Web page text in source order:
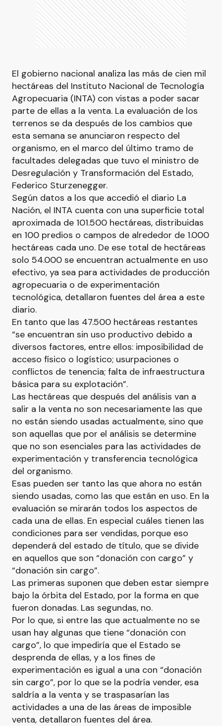
El gobierno nacional analiza las más de cien mil
hectáreas del Instituto Nacional de Tecnología
Agropecuaria (INTA) con vistas a poder sacar
parte de ellas a la venta. La evaluación de los
terrenos se da después de los cambios que
esta semana se anunciaron respecto del
organismo, en el marco del último tramo de
facultades delegadas que tuvo el ministro de
Desregulación y Transformación del Estado,
Federico Sturzenegger.
Según datos a los que accedió el diario La
Nación, el INTA cuenta con una superficie total
aproximada de 101.500 hectáreas, distribuidas
en 100 predios o campos de alrededor de 1.000
hectáreas cada uno. De ese total de hectáreas
solo 54.000 se encuentran actualmente en uso
efectivo, ya sea para actividades de producción
agropecuaria o de experimentación
tecnológica, detallaron fuentes del área a este
diario.
En tanto que las 47.500 hectáreas restantes
“se encuentran sin uso productivo debido a
diversos factores, entre ellos: imposibilidad de
acceso físico o logístico; usurpaciones o
conflictos de tenencia; falta de infraestructura
básica para su explotación”.
Las hectáreas que después del análisis van a
salir a la venta no son necesariamente las que
no están siendo usadas actualmente, sino que
son aquellas que por el análisis se determine
que no son esenciales para las actividades de
experimentación y transferencia tecnológica
del organismo.
Esas pueden ser tanto las que ahora no están
siendo usadas, como las que están en uso. En la
evaluación se mirarán todos los aspectos de
cada una de ellas. En especial cuáles tienen las
condiciones para ser vendidas, porque eso
dependerá del estado de título, que se divide
en aquellos que son “donación con cargo” y
“donación sin cargo”.
Las primeras suponen que deben estar siempre
bajo la órbita del Estado, por la forma en que
fueron donadas. Las segundas, no.
Por lo que, si entre las que actualmente no se
usan hay algunas que tiene “donación con
cargo”, lo que impediría que el Estado se
desprenda de ellas, y a los fines de
experimentación es igual a una con “donación
sin cargo”, por lo que se la podría vender, esa
saldría a la venta y se traspasarían las
actividades a una de las áreas de imposible
venta, detallaron fuentes del área.